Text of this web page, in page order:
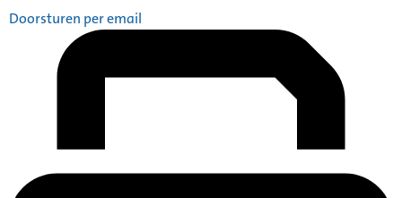
Doorsturen per email